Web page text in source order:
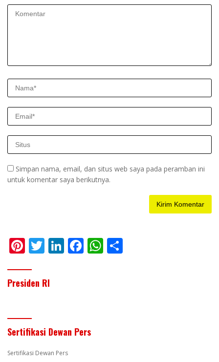
Simpan nama, email, dan situs web saya pada peramban ini
untuk komentar saya berikutnya.
Pi
er
e
T
itt
er
Li F
k
W
Presiden RI
Sertifikasi Dewan Pers
Sertifikasi Dewan Pers